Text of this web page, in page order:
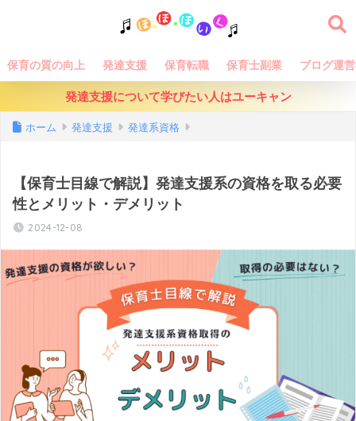
保育の質の向上 発達支援 保育転職 保育士副業 ブログ運
発達支援について学びたい人はユーキャン
ホーム 発達支援 発達系資格
【保育士目線で解説】発達支援系の資格を取る必要
性とメリット・デメリット
2024-12-08